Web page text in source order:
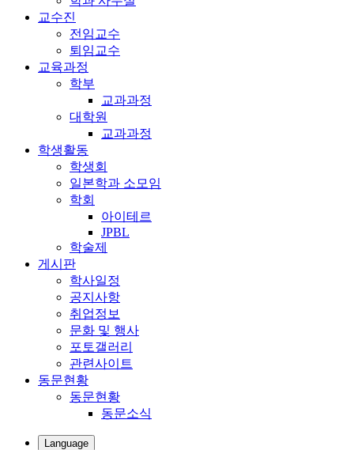
교수진
전임교수
퇴임교수
교육과정
학부
교과과정
대학원
교과과정
학생활동
학생회
일본학과 소모임
학회
아이테르
JPBL
학술제
게시판
학사일정
공지사항
취업정보
문화 및 행사
포토갤러리
관련사이트
동문현황
동문현황
동문소식
Language